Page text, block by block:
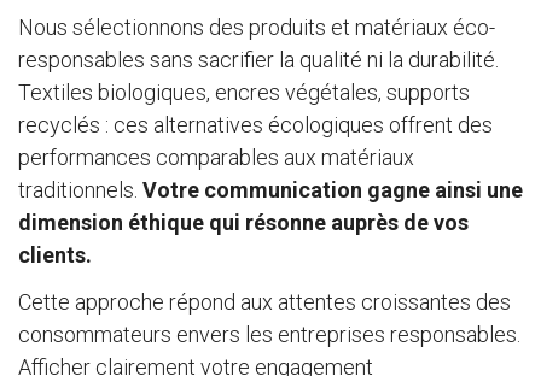
Nous sélectionnons des produits et matériaux éco-
responsables sans sacrifier la qualité ni la durabilité.
Textiles biologiques, encres végétales, supports
recyclés : ces alternatives écologiques offrent des
performances comparables aux matériaux
traditionnels. Votre communication gagne ainsi une
dimension éthique qui résonne auprès de vos
clients.
Cette approche répond aux attentes croissantes des
consommateurs envers les entreprises responsables.
Afficher clairement votre engagement